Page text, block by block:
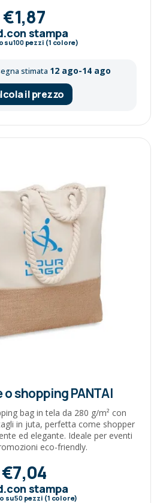
€1,87
stampa
su100pezzi (1 colore)
stimata 12 ago-14 ago
il prezzo
o shopping PANTAI
bag in tela da 280 g/m² con
in juta, perfetta come shopper
ed elegante. Ideale per eventi
eco-friendly.
€7,04
stampa
su50pezzi (1 colore)